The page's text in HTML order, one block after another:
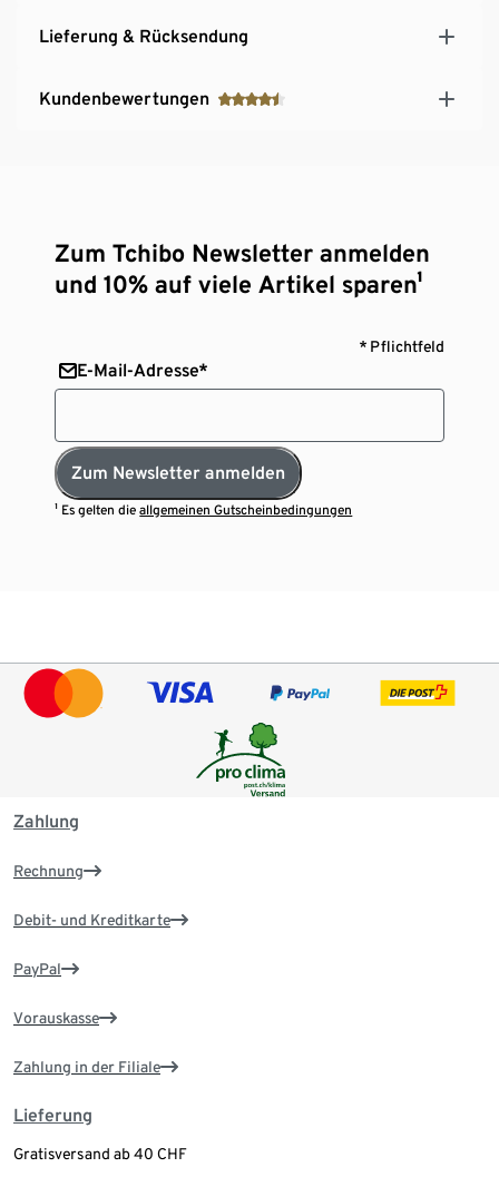
Lieferung & Rücksendung
Kundenbewertungen
Zum Tchibo Newsletter anmelden
und 10% auf viele Artikel sparen¹
* Pflichtfeld
E-Mail-Adresse*
Zum Newsletter anmelden
¹ Es gelten dieallgemeinen Gutscheinbedingungen
Zahlung
Rechnung
Debit- und Kreditkarte
PayPal
Vorauskasse
Zahlung in der Filiale
Lieferung
Gratisversand ab 40 CHF